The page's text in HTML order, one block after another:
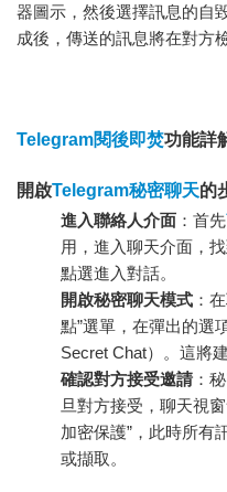
器圖示，然後選擇訊息的自
成後，傳送的訊息將在對方
Telegram閱後即焚功能詳
開啟Telegram秘密聊天的
進入聯絡人介面 ：首先
用，進入聊天介面，
點選進入對話。
開啟秘密聊天模式 ：
點”選單，在彈出的選
Secret Chat）。這將
確認對方接受邀請 ：
旦對方接受，聊天視
加密保護”，此時所有
或擷取。